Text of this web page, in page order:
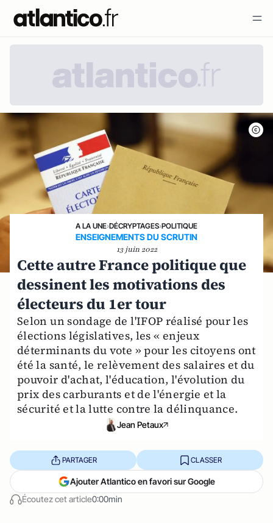
A LA UNE›DÉCRYPTAGES›POLITIQUE
ENSEIGNEMENTS DU SCRUTIN
13 juin 2022
Cette autre France politique que
dessinent les motivations des
électeurs du 1er tour
Selon un sondage de l'IFOP réalisé pour les
élections législatives, les « enjeux
déterminants du vote » pour les citoyens ont
été la santé, le relèvement des salaires et du
pouvoir d'achat, l'éducation, l'évolution du
prix des carburants et de l'énergie et la
sécurité et la lutte contre la délinquance.
Jean Petaux
Écoutez cet article0:00min
PARTAGER CLASSER
Ajouter Atlantico en favori sur Google